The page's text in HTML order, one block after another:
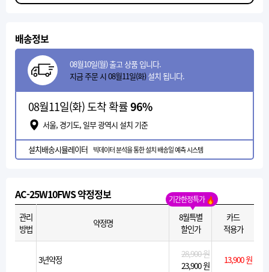
배송정보
08월10일(월) 출고 상품 입니다.
지금 주문 시 08월11일(화)설치 됩니다.
08월11일(화) 도착 확률96%
서울, 경기도, 일부 광역시 설치 기준
설치배송시뮬레이터 빅데이터 분석을 통한 설치 배송일 예측 시스템
AC-25W10FWS 약정정보 기간한정특가
관리
방법
약정명
8월특별
할인가
카드
적용가
3년약정
28,900 원
23,900 원
13,900 원